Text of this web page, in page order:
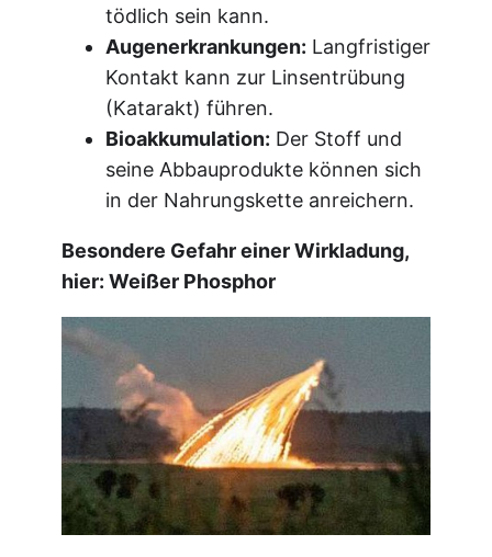
tödlich sein kann.
Augenerkrankungen: Langfristiger
Kontakt kann zur Linsentrübung
(Katarakt) führen.
Bioakkumulation: Der Stoff und
seine Abbauprodukte können sich
in der Nahrungskette anreichern.
Besondere Gefahr einer Wirkladung,
hier: Weißer Phosphor